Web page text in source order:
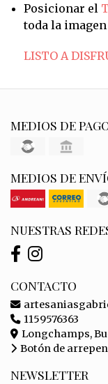
Posicionar el
toda la
LISTO A
MEDIOS DE
MEDIOS DE
NUESTRAS
CONTACTO
1159576363
Longchamps,
Botón de
NEWSLETTER